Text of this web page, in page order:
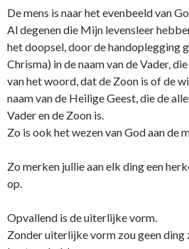
De mens is naar het evenbeeld van
Al degenen die Mijn levensleer
het doopsel, door de handoplegging
Chrisma) in de naam van de Vader,
van het woord, dat de Zoon is of de
naam van de Heilige Geest, die de
Vader en de Zoon is.
Zo is ook het wezen van God aan de
Zo merken jullie aan elk ding een
op.
Opvallend is de uiterlijke vorm.
Zonder uiterlijke vorm zou geen ding